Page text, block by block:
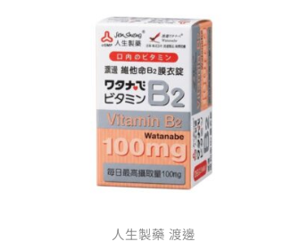
人生製藥 渡邊
始
價
格：
NT$ 330。